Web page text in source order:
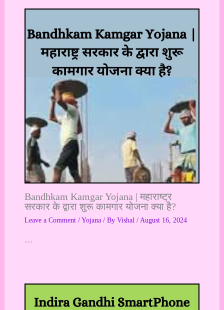
Bandhkam Kamgar Yojana | महाराष्ट्र
सरकार के द्वारा शुरू कामगार योजना क्या है?
Leave a Comment / Yojana/ By Vishal / August 16, 2024
…